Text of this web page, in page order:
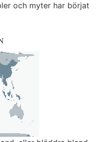
och myter har börjat